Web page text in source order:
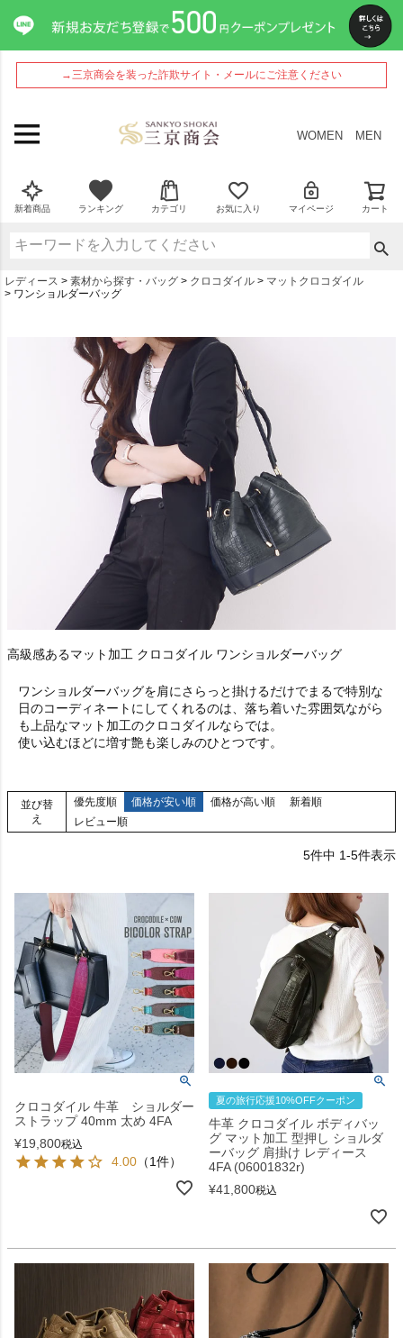
→三京商会を装った詐欺サイト・メールにご注意ください
WOMEN MEN
新着商品 ランキング カテゴリ お気に入り マイページ カート
レディース 素材から探す・バッグ クロコダイル
マットクロコダイル
ワンショルダーバッグ
高級感あるマット加工 クロコダイル ワンショルダーバッグ
ワンショルダーバッグを肩にさらっと掛けるだけでまるで特別な
日のコーディネートにしてくれるのは、落ち着いた雰囲気ながら
も上品なマット加工のクロコダイルならでは。
使い込むほどに増す艶も楽しみのひとつです。
並び替
え
優先度順 価格が安い順 価格が高い順
新着順
レビュー順
5件中 1-5件表示
クロコダイル 牛革 ショルダー
ストラップ 40mm 太め 4FA
¥19,800税込
4.00 （1件）
夏の旅行応援10%OFFクーポン
牛革 クロコダイル ボディバッ
グ マット加工 型押し ショルダ
ーバッグ 肩掛け レディース
4FA (06001832r)
¥41,800税込